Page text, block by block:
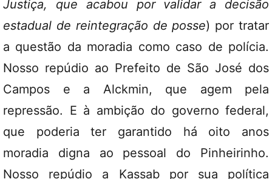
Justiça, que acabou por validar a decisão
estadual de reintegração de posse) por tratar
a questão da moradia como caso de polícia.
Nosso repúdio ao Prefeito de São José dos
Campos e a Alckmin, que agem pela
repressão. E à ambição do governo federal,
que poderia ter garantido há oito anos
moradia digna ao pessoal do Pinheirinho.
Nosso repúdio a Kassab por sua política